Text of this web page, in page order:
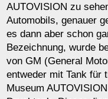
AUTOVISION zu
Automobils, genauer
es dann aber schon
Bezeichnung, wurde
von GM (General
entweder mit Tank für
Museum